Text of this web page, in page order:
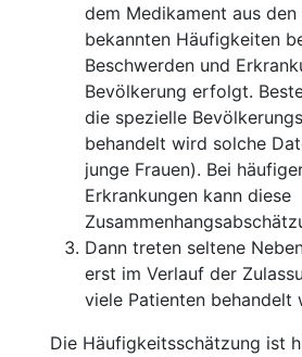
dem Medikament aus den
bekannten Häufigkeiten
Beschwerden und
Bevölkerung erfolgt.
die spezielle
behandelt wird solche
junge Frauen). Bei
Erkrankungen kann diese
Dann treten seltene
erst im Verlauf der
viele Patienten behandelt
Die Häufigkeitsschätzung ist